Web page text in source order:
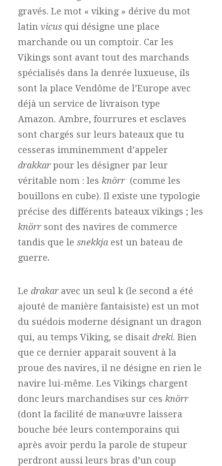
gravés. Le mot « viking » dérive du mot
latin vicus qui désigne une place
marchande ou un comptoir. Car les
Vikings sont avant tout des marchands
spécialisés dans la denrée luxueuse, ils
sont la place Vendôme de l’Europe avec
déjà un service de livraison type
Amazon. Ambre, fourrures et esclaves
sont chargés sur leurs bateaux que tu
cesseras imminemment d’appeler
drakkarpour les désigner par leur
véritable nom : les knörr (comme les
bouillons en cube). Il existe une typologie
précise des différents bateaux vikings ; les
knörr sont des navires de commerce
tandis que le snekkja est un bateau de
guerre.
Le drakar avec un seul k (le second a été
ajouté de manière fantaisiste) est un mot
du suédois moderne désignant un dragon
qui, au temps Viking, se disait dreki. Bien
que ce dernier apparait souvent à la
proue des navires, il ne désigne en rien le
navire lui-même. Les Vikings chargent
donc leurs marchandises sur ces knörr
(dont la facilité de manœuvre laissera
bouche bée leurs contemporains qui
après avoir perdu la parole de stupeur
perdront aussi leurs bras d’un coup